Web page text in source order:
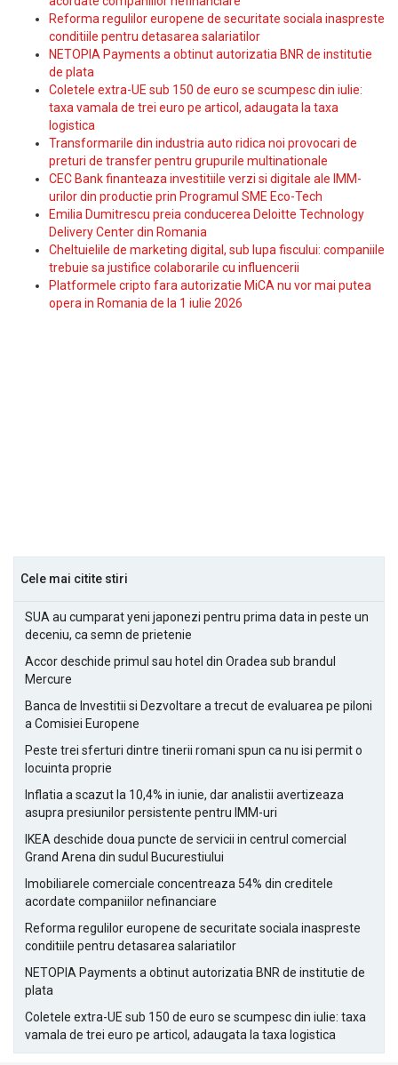
Reforma regulilor europene de securitate sociala inaspreste
conditiile pentru detasarea salariatilor
NETOPIA Payments a obtinut autorizatia BNR de institutie
de plata
Coletele extra-UE sub 150 de euro se scumpesc din iulie:
taxa vamala de trei euro pe articol, adaugata la taxa
logistica
Transformarile din industria auto ridica noi provocari de
preturi de transfer pentru grupurile multinationale
CEC Bank finanteaza investitiile verzi si digitale ale IMM-
urilor din productie prin Programul SME Eco-Tech
Emilia Dumitrescu preia conducerea Deloitte Technology
Delivery Center din Romania
Cheltuielile de marketing digital, sub lupa fiscului: companiile
trebuie sa justifice colaborarile cu influencerii
Platformele cripto fara autorizatie MiCA nu vor mai putea
opera in Romania de la 1 iulie 2026
Cele mai citite stiri
SUA au cumparat yeni japonezi pentru prima data in peste un
deceniu, ca semn de prietenie
Accor deschide primul sau hotel din Oradea sub brandul
Mercure
Banca de Investitii si Dezvoltare a trecut de evaluarea pe piloni
a Comisiei Europene
Peste trei sferturi dintre tinerii romani spun ca nu isi permit o
locuinta proprie
Inflatia a scazut la 10,4% in iunie, dar analistii avertizeaza
asupra presiunilor persistente pentru IMM-uri
IKEA deschide doua puncte de servicii in centrul comercial
Grand Arena din sudul Bucurestiului
Imobiliarele comerciale concentreaza 54% din creditele
acordate companiilor nefinanciare
Reforma regulilor europene de securitate sociala inaspreste
conditiile pentru detasarea salariatilor
NETOPIA Payments a obtinut autorizatia BNR de institutie de
plata
Coletele extra-UE sub 150 de euro se scumpesc din iulie: taxa
vamala de trei euro pe articol, adaugata la taxa logistica